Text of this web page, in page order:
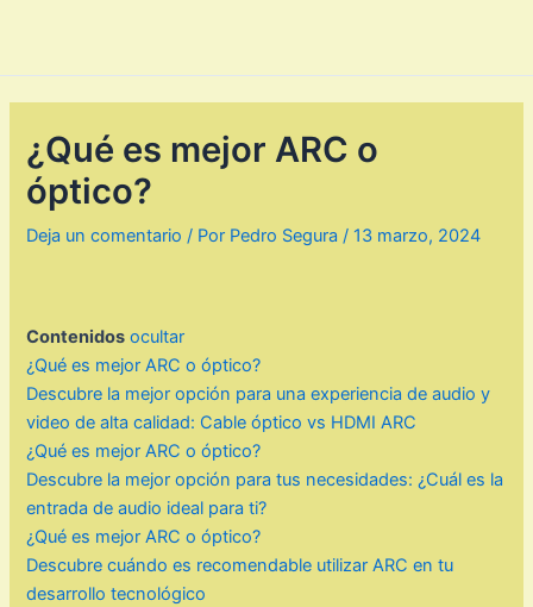
¿Qué es mejor ARC o
óptico?
Deja un comentario / Por Pedro Segura/13 marzo, 2024
Contenidos ocultar
¿Qué es mejor ARC o óptico?
Descubre la mejor opción para una experiencia de audio y
video de alta calidad: Cable óptico vs HDMI ARC
¿Qué es mejor ARC o óptico?
Descubre la mejor opción para tus necesidades: ¿Cuál es la
entrada de audio ideal para ti?
¿Qué es mejor ARC o óptico?
Descubre cuándo es recomendable utilizar ARC en tu
desarrollo tecnológico